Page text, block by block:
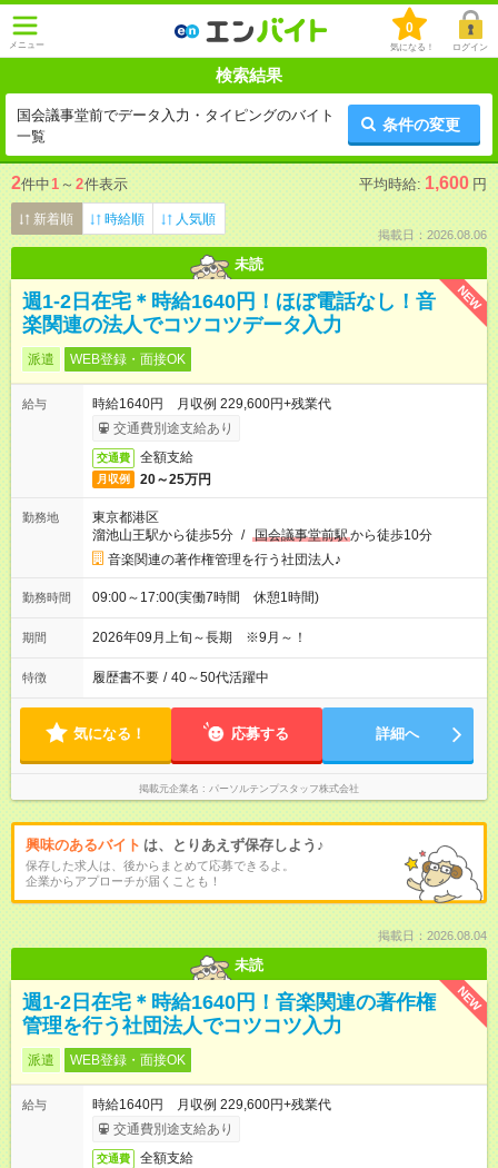
メニュー
0
気になる！ ログイン
検索結果
国会議事堂前でデータ入力・タイピングのバイト
一覧
条件の変更
2件中1 ～ 2件表示 平均時給: 1,600 円
新着順 時給順 人気順
掲載日：2026.08.06
未読
NEW
週1-2日在宅＊時給1640円！ほぼ電話なし！音
楽関連の法人でコツコツデータ入力
派遣 WEB登録・面接OK
給与
時給1640円 月収例 229,600円+残業代
交通費別途支給あり
交通費 全額支給
月収例 20～25万円
勤務地
東京都港区
溜池山王駅から徒歩5分 / 国会議事堂前駅から徒歩10分
音楽関連の著作権管理を行う社団法人♪
勤務時間 09:00～17:00(実働7時間 休憩1時間)
期間 2026年09月上旬～長期 ※9月～！
特徴 履歴書不要 / 40～50代活躍中
気になる！ 応募する 詳細へ
掲載元企業名 パーソルテンプスタッフ株式会社
興味のあるバイト は、とりあえず保存しよう♪
保存した求人は、後からまとめて応募できるよ。
企業からアプローチが届くことも！
掲載日：2026.08.04
未読
NEW
週1-2日在宅＊時給1640円！音楽関連の著作権
管理を行う社団法人でコツコツ入力
派遣 WEB登録・面接OK
給与
時給1640円 月収例 229,600円+残業代
交通費別途支給あり
交通費 全額支給